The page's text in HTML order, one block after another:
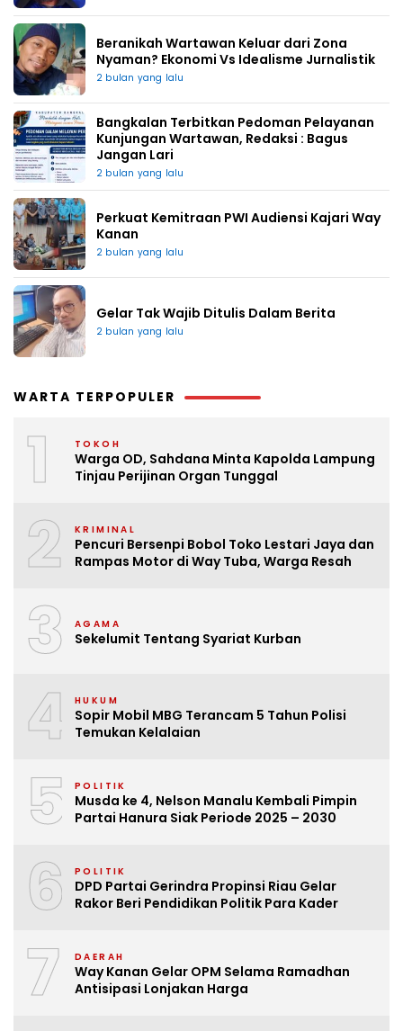
Beranikah Wartawan Keluar dari Zona
Nyaman? Ekonomi Vs Idealisme Jurnalistik
2 bulan yang lalu
Bangkalan Terbitkan Pedoman Pelayanan
Kunjungan Wartawan, Redaksi : Bagus
Jangan Lari
2 bulan yang lalu
Perkuat Kemitraan PWI Audiensi Kajari Way
Kanan
2 bulan yang lalu
Gelar Tak Wajib Ditulis Dalam Berita
2 bulan yang lalu
WARTA TERPOPULER
1 TOKOH
Warga OD, Sahdana Minta Kapolda Lampung
Tinjau Perijinan Organ Tunggal
2 KRIMINAL
Pencuri Bersenpi Bobol Toko Lestari Jaya dan
Rampas Motor di Way Tuba, Warga Resah
3 AGAMA
Sekelumit Tentang Syariat Kurban
4 HUKUM
Sopir Mobil MBG Terancam 5 Tahun Polisi
Temukan Kelalaian
5 POLITIK
Musda ke 4, Nelson Manalu Kembali Pimpin
Partai Hanura Siak Periode 2025 – 2030
6 POLITIK
DPD Partai Gerindra Propinsi Riau Gelar
Rakor Beri Pendidikan Politik Para Kader
7 DAERAH
Way Kanan Gelar OPM Selama Ramadhan
Antisipasi Lonjakan Harga